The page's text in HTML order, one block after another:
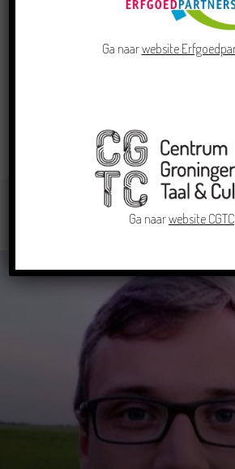
>> Bekijk alle activiteiten
Ga naarwebsite
Ga naarwebsite CGTC